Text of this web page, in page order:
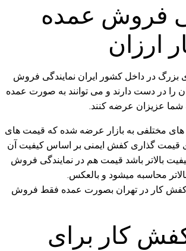
فروش عمده
ارزان
در داخل کشور ایران نمایندگی فروش
را در دست دارند و می توانند به صورت عمده
شما عزیزان عرضه کنند.
مختلفی به بازار عرضه شده که قیمت های
قیمت گذاری کفش ایمنی بر اساس کیفیت آن
بالاتر باشد قیمت هم در نمایندگی فروش
محاسبه میشود و بالعکس.
کار برای